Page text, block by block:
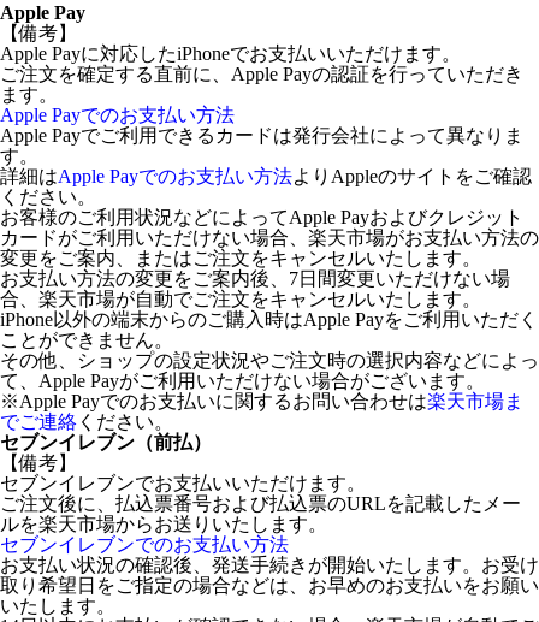
Apple Pay
【備考】
Apple Payに対応したiPhoneでお支払いいただけます。
ご注文を確定する直前に、Apple Payの認証を行っていただき
ます。
Apple Payでのお支払い方法
Apple Payでご利用できるカードは発行会社によって異なりま
す。
詳細はApple Payでのお支払い方法よりAppleのサイトをご確認
ください。
お客様のご利用状況などによってApple Payおよびクレジット
カードがご利用いただけない場合、楽天市場がお支払い方法の
変更をご案内、またはご注文をキャンセルいたします。
お支払い方法の変更をご案内後、7日間変更いただけない場
合、楽天市場が自動でご注文をキャンセルいたします。
iPhone以外の端末からのご購入時はApple Payをご利用いただく
ことができません。
その他、ショップの設定状況やご注文時の選択内容などによっ
て、Apple Payがご利用いただけない場合がございます。
※Apple Payでのお支払いに関するお問い合わせは楽天市場ま
でご連絡 ください。
セブンイレブン（前払）
【備考】
セブンイレブンでお支払いいただけます。
ご注文後に、払込票番号および払込票のURLを記載したメー
ルを楽天市場からお送りいたします。
セブンイレブンでのお支払い方法
お支払い状況の確認後、発送手続きが開始いたします。お受け
取り希望日をご指定の場合などは、お早めのお支払いをお願い
いたします。